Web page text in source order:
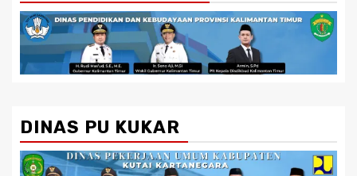
DINAS PU KUKAR